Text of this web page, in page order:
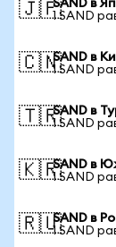
🇯🇵SAND в
1 SAND
🇨🇳SAND в
1 SAND
🇹🇷SAND в
1 SAND
🇰🇷SAND в
1 SAND
🇷🇺SAND в
1 SAND